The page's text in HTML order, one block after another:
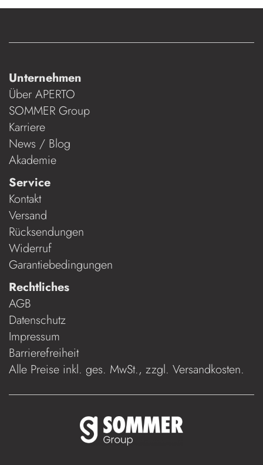
Unternehmen
Über APERTO
SOMMER Group
Karriere
News / Blog
Akademie
Service
Kontakt
Versand
Rücksendungen
Widerruf
Garantiebedingungen
Rechtliches
AGB
Datenschutz
Impressum
Barrierefreiheit
Alle Preise inkl. ges. MwSt., zzgl. Versandkosten.